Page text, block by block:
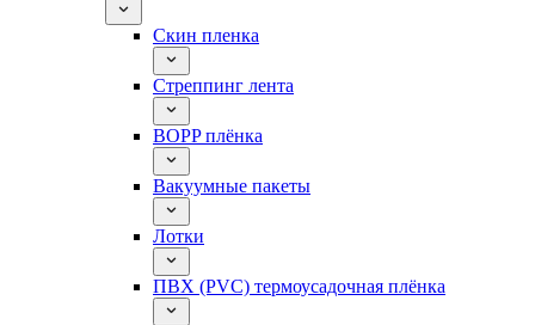
Скин пленка
Стреппинг лента
BOPP плёнка
Вакуумные пакеты
Лотки
ПВХ (PVC) термоусадочная плёнка